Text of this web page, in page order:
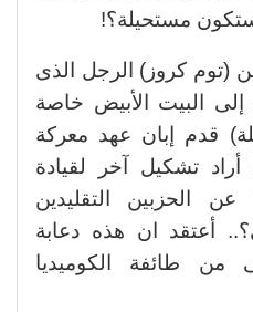
مستحيلة؟!
(توم كروز) الرجل الذى
البيت الأبيض خاصة
قدم إبان عهد معركة
تشكيل آخر لقيادة
عن الحزبين التقليدين
أعتقد ان هذه دعابة
طائفة الكوميديا